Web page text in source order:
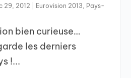
29, 2012 Eurovision 2013 Pays-
bien curieuse…
les derniers
!...